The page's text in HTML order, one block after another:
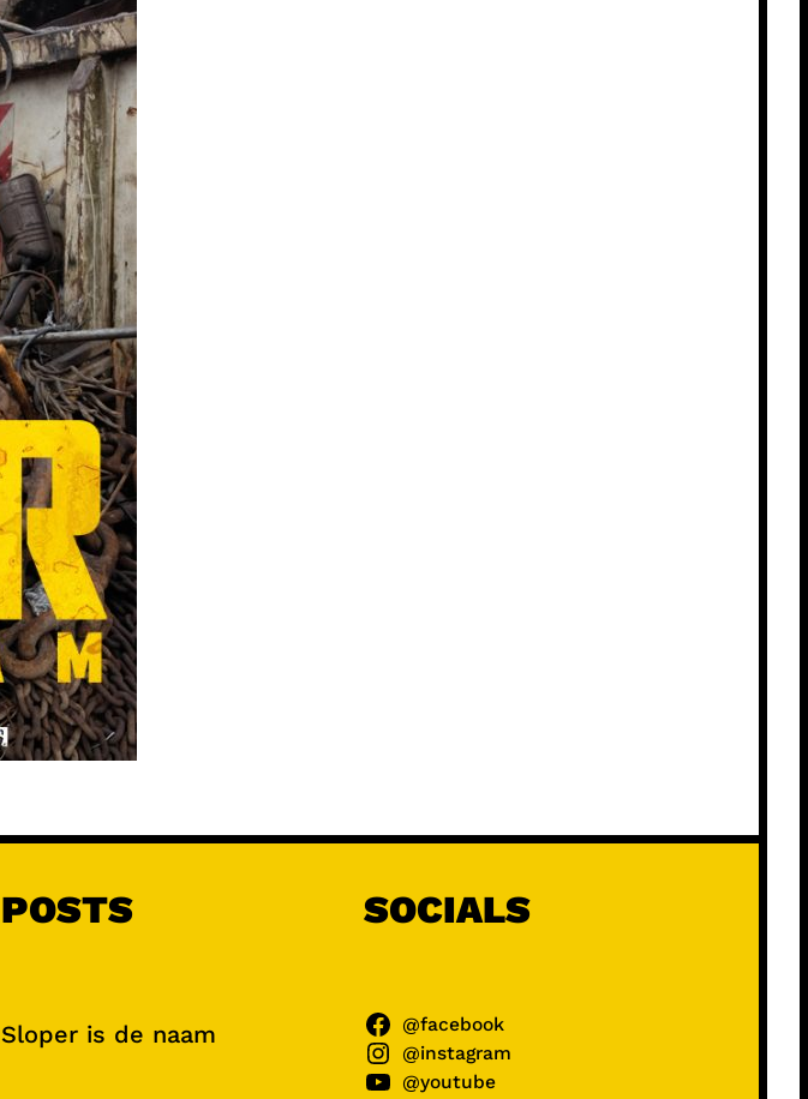
POSTS
Sloper is de naam
SOCIALS
@facebook
@instagram
@youtube